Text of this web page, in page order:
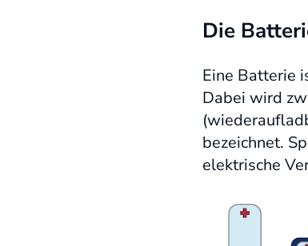
Die
Eine Batterie
Dabei wird
bezeichnet.
elektrische